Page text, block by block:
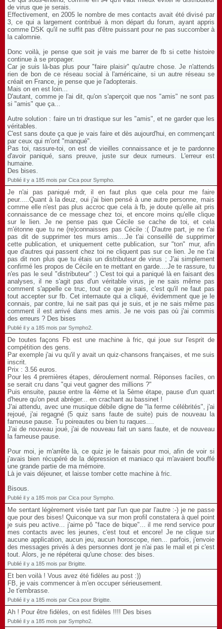
de virus que je serais.
Effectivement, en 2005 le nombre de mes contacts avait été divisé par
3, ce qui a largement contribué à mon départ du forum, ayant appris
comme DSK qu'il ne suffit pas d'être puissant pour ne pas succomber à
la calomnie.
Donc voilà, je pense que soit je vais me barrer de fb si cette histoire
continue à se propager.
Car je suis là-bas plus pour "faire plaisir" qu'autre chose. Je n'attends
rien de bon de ce réseau social à l'américaine, si un autre réseau se
créait en France, je pense que je l'adopterais.
Mais on en est loin...
D'autant, comme je l'ai dit, qu'on s'aperçoit que nos "amis" ne sont pas
si "amis" que ça...
Autre solution : faire un tri drastique sur les "amis", et ne garder que les
véritables.
C'est sans doute ça que je vais faire et dès aujourd'hui, en commençant
par ceux qui m'ont "manqué".
Pas toi, rassure-toi, on est de vieilles connaissance et je te pardonne
d'avoir paniqué, sans preuve, juste sur deux rumeurs. L'erreur est
humaine.
Des bises.
Publié il y a 185 mois par Cica pour Sympho.
Je n'ai pas paniqué mdr, il en faut plus que cela pour me faire
peur.....Quant à la deuz, oui j'ai bien pensé à une autre personne, mais
comme elle n'est pas plus accroc que cela à fb, je doute qu'elle ait pris
connaissance de ce message chez toi, et encore moins qu'elle clique
sur le lien. Je ne pense pas que Cécile se cache de toi, et cela
m'étonne que tu ne (re)connaisses pas Cécile :( D'autre part, je ne t'ai
pas dit de supprimer tes murs amis....Je t'ai conseillé de supprimer
cette publication, et uniquement cette publication, sur "ton" mur, afin
que d'autres qui passent chez toi ne cliquent pas sur ce lien. Je ne t'ai
pas dit non plus que tu étais un distributeur de virus ; J'ai simplement
confirmé les propos de Cécile en te mettant en garde....Je te rassure, tu
n'es pas le seul "distributeur" :) C'est toi qui a paniqué là en faisant des
analyses, il ne s'agit pas d'un véritable virus, je ne sais même pas
comment s'appelle ce truc, tout ce que je sais, c'est qu'il ne faut pas
tout accepter sur fb. Cet internaute qui a cliqué, évidemment que je le
connais, par contre, lui ne sait pas qui je suis, et je ne sais même pas
comment il est arrivé dans mes amis. Je ne vois pas où j'ai commis
des erreurs ? Des bises
Publié il y a 185 mois par Sympho2.
De toutes façons Fb est une machine à fric, qui joue sur l'esprit de
compétition des gens.
Par exemple j'ai vu qu'il y avait un quiz-chansons françaises, et me suis
inscrit.
Prix : 3.56 euros.
Pour les 4 premières étapes, déroulement normal. Réponses faciles, on
se serait cru dans "qui veut gagner des millions ?"
Puis ensuite, pause entre la 4ème et la 5ème étape, pause d'un quart
d'heure qu'on peut abréger... en crachant au bassinet !
J'ai attendu, avec une musique débile digne de "la ferme célébrités", j'ai
rejoué, j'ai regagné (5 quiz sans faute de suite) puis de nouveau la
fameuse pause. Tu poireautes ou bien tu raques....
J'ai de nouveau joué, j'ai de nouveau fait un sans faute, et de nouveau
la fameuse pause.
Pour moi, je m'arrête là, ce quiz je le faisais pour moi, afin de voir si
j'avais bien récupéré de la dépression et maniaco qui m'avaient bouffé
une grande partie de ma mémoire.
Là je vais déjeuner, et laisse tomber cette machine à fric.
Bisous.
Publié il y a 185 mois par Cica pour Sympho.
Me sentant légèrement visée tant par l'un que par l'autre :-) je ne passe
que pour des bises! Quiconque va sur mon profil constatera à quel point
je suis peu active... j'aime pô "face de bique"... il me rend service pour
mes contacts avec les jeunes, c'est tout et encore! Je ne clique sur
aucune application, aucun jeu, aucun horoscope, rien... parfois, j'envoie
des messages privés à des personnes dont je n'ai pas le mail et pi c'est
tout. Alors, je ne répéterai qu'une chose: des bises.
Publié il y a 185 mois par Brigitte.
Et ben voilà ! Vous avez été fidèles au post :))
FB, je vais commencer à m'en occuper sérieusement.
Je t'embrasse.
Publié il y a 185 mois par Cica pour Brigitte.
Ah ! Pour être fidèles, on est fidèles !!!! Des bises
Publié il y a 185 mois par Sympho2.